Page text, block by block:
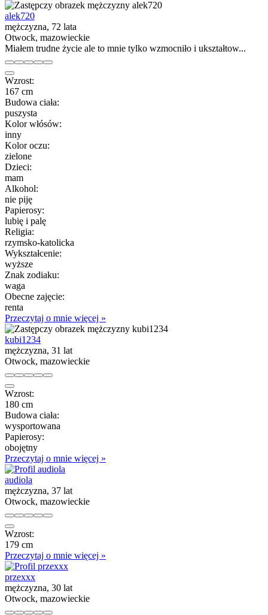
alek720
mężczyzna, 72 lata
Otwock, mazowieckie
Miałem trudne życie ale to mnie tylko wzmocniło i ukształtow...
Wzrost:
167 cm
Budowa ciała:
puszysta
Kolor włósów:
inny
Kolor oczu:
zielone
Dzieci:
mam
Alkohol:
nie piję
Papierosy:
lubię i palę
Religia:
rzymsko-katolicka
Wykształcenie:
wyższe
Znak zodiaku:
waga
Obecne zajęcie:
renta
Przeczytaj o mnie więcej »
kubi1234
mężczyzna, 31 lat
Otwock, mazowieckie
Wzrost:
180 cm
Budowa ciała:
wysportowana
Papierosy:
obojętny
Przeczytaj o mnie więcej »
audiola
mężczyzna, 37 lat
Otwock, mazowieckie
Wzrost:
179 cm
Przeczytaj o mnie więcej »
przexxx
mężczyzna, 30 lat
Otwock, mazowieckie